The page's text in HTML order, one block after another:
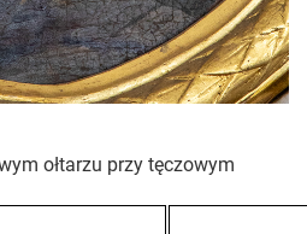
ołtarzu przy tęczowym